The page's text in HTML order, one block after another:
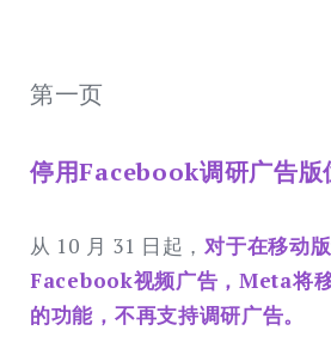
第一页
停用Facebook调研广告版
从 10 月 31 日起，对于在移动
Facebook视频广告，Meta将
的功能，不再支持调研广告。